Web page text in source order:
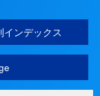
インデックス